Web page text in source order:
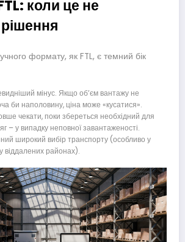
коли це не
формату, як FTL, є темний бік
мінус. Якщо об’єм вантажу не
би наполовину, ціна може «кусатися».
чекати, поки збереться необхідний для
– у випадку неповної завантаженості.
широкий вибір транспорту (особливо у
віддалених районах).